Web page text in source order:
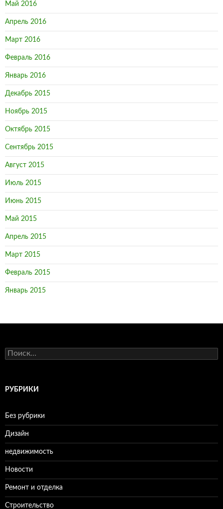
Май 2016
Апрель 2016
Март 2016
Февраль 2016
Январь 2016
Декабрь 2015
Ноябрь 2015
Октябрь 2015
Сентябрь 2015
Август 2015
Июль 2015
Июнь 2015
Май 2015
Апрель 2015
Март 2015
Февраль 2015
Январь 2015
Н
а
иРУБРИКИ
Без рубрики
Дизайн
недвижимость
Новости
Ремонт и отделка
Строительство